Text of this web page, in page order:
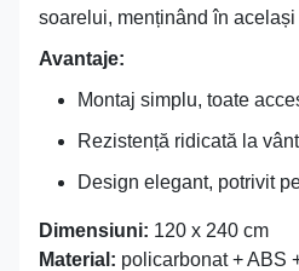
soarelui, menținând în
Avantaje:
Montaj simplu, toate
Rezistență ridicată la
Design elegant, potrivit
Dimensiuni: 120 x 240 cm
Material: policarbonat + ABS